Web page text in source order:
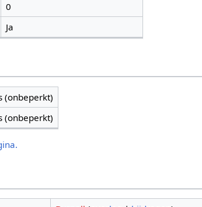
0
Ja
(onbeperkt)
(onbeperkt)